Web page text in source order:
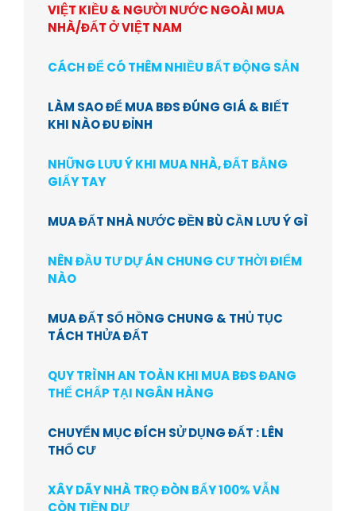
VIỆT KIỀU & NGƯỜI NƯỚC NGOÀI MUA
NHÀ/ĐẤT Ở VIỆT NAM
CÁCH ĐỂ CÓ THÊM NHIỀU BẤT ĐỘNG SẢN
LÀM SAO ĐỂ MUA BĐS ĐÚNG GIÁ & BIẾT
KHI NÀO ĐU ĐỈNH
NHỮNG LƯU Ý KHI MUA NHÀ, ĐẤT BẰNG
GIẤY TAY
MUA ĐẤT NHÀ NƯỚC ĐỀN BÙ CẦN LƯU Ý GÌ
NÊN ĐẦU TƯ DỰ ÁN CHUNG CƯ THỜI ĐIỂM
NÀO
MUA ĐẤT SỔ HỒNG CHUNG & THỦ TỤC
TÁCH THỬA ĐẤT
QUY TRÌNH AN TOÀN KHI MUA BĐS ĐANG
THẾ CHẤP TẠI NGÂN HÀNG
CHUYỂN MỤC ĐÍCH SỬ DỤNG ĐẤT : LÊN
THỔ CƯ
XÂY DÃY NHÀ TRỌ ĐÒN BẨY 100% VẪN
CÒN TIỀN DƯ